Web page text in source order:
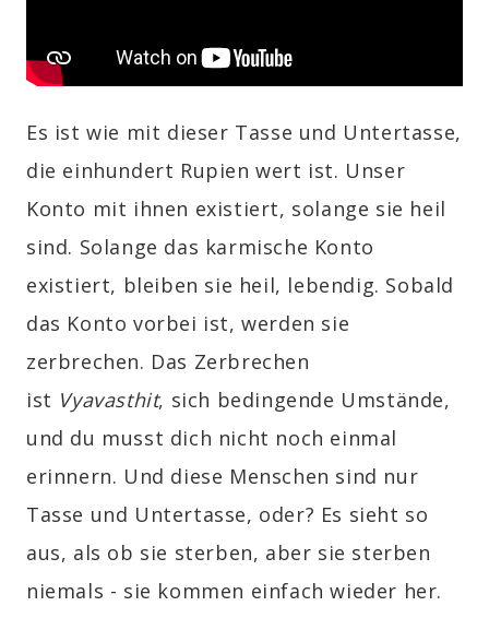
Es ist wie mit dieser Tasse und Untertasse,
die einhundert Rupien wert ist. Unser
Konto mit ihnen existiert, solange sie heil
sind. Solange das karmische Konto
existiert, bleiben sie heil, lebendig. Sobald
das Konto vorbei ist, werden sie
zerbrechen. Das Zerbrechen
ist Vyavasthit, sich bedingende Umstände,
und du musst dich nicht noch einmal
erinnern. Und diese Menschen sind nur
Tasse und Untertasse, oder? Es sieht so
aus, als ob sie sterben, aber sie sterben
niemals - sie kommen einfach wieder her.